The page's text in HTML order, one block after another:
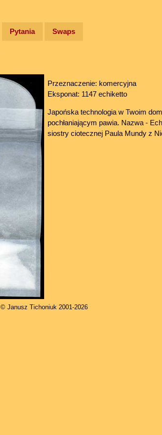
Pytania Swaps
Przeznaczenie: komercyjna
Eksponat: 1147 echiketto
Japońska technologia w Twoim
pochłaniającym pawia. Nazwa -
siostry ciotecznej Paula Mundy z
© Janusz Tichoniuk 2001-2026